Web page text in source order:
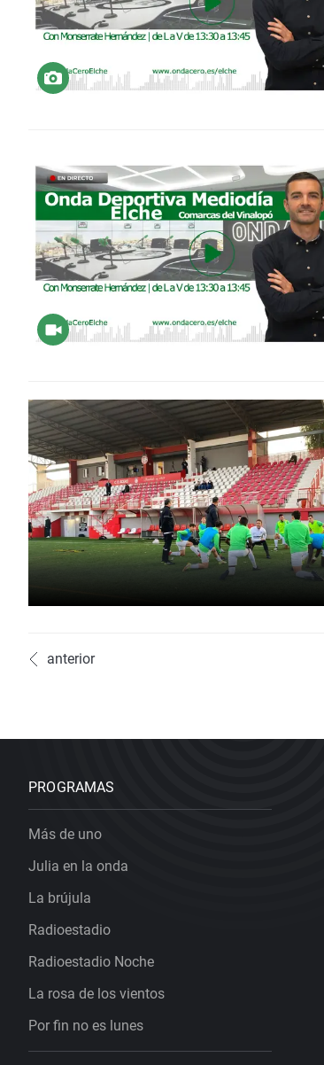
anterior
PROGRAMAS
Más de uno
Julia en la onda
La brújula
Radioestadio
Radioestadio Noche
La rosa de los vientos
Por fin no es lunes